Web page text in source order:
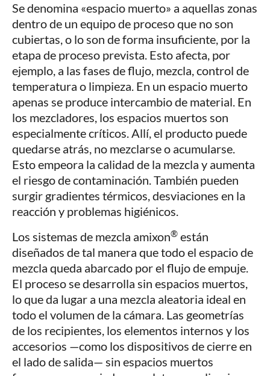
Se denomina «espacio muerto» a aquellas zonas
dentro de un equipo de proceso que no son
cubiertas, o lo son de forma insuficiente, por la
etapa de proceso prevista. Esto afecta, por
ejemplo, a las fases de flujo, mezcla, control de
temperatura o limpieza. En un espacio muerto
apenas se produce intercambio de material. En
los mezcladores, los espacios muertos son
especialmente críticos. Allí, el producto puede
quedarse atrás, no mezclarse o acumularse.
Esto empeora la calidad de la mezcla y aumenta
el riesgo de contaminación. También pueden
surgir gradientes térmicos, desviaciones en la
reacción y problemas higiénicos.
Los sistemas de mezcla amixon® están
diseñados de tal manera que todo el espacio de
mezcla queda abarcado por el flujo de empuje.
El proceso se desarrolla sin espacios muertos,
lo que da lugar a una mezcla aleatoria ideal en
todo el volumen de la cámara. Las geometrías
de los recipientes, los elementos internos y los
accesorios —como los dispositivos de cierre en
el lado de salida— sin espacios muertos